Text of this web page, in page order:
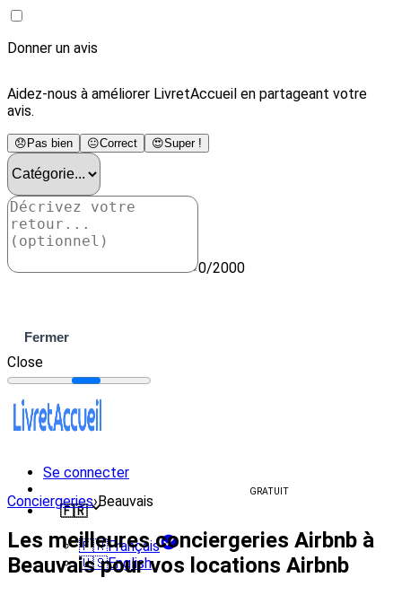
Donner un avis
Aidez-nous à améliorer LivretAccueil en partageant votre
avis.
😞 Pas bien 😐Correct 😍Super !
0/2000
Fermer
Close
Se connecter
GRATUIT
🇫🇷
🇫🇷Français
🇺🇸English
Conciergeries›Beauvais
Les meilleures conciergeries Airbnb à
Beauvais pour vos locations Airbnb